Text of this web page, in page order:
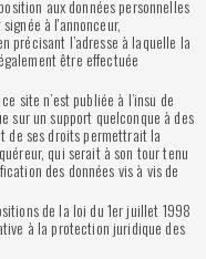
aux données personnelles
à l'annonceur,
précisant l’adresse à laquelle la
être effectuée
site n’est publiée à l’insu de
sur un support quelconque à des
de ses droits permettrait la
qui serait à son tour tenu
des données vis à vis de
de la loi du 1er juillet 1998
à la protection juridique des